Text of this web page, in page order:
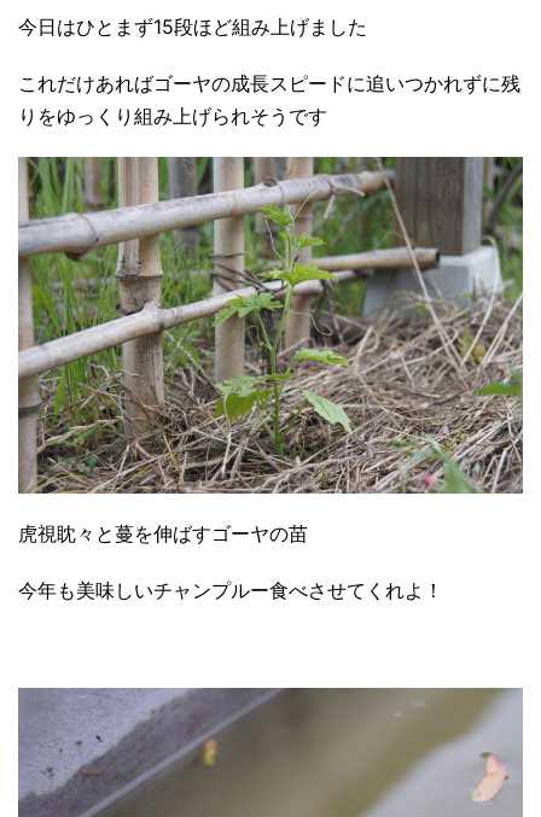
今日はひとまず15段ほど組み上げました
これだけあればゴーヤの成長スピードに追いつかれずに残
りをゆっくり組み上げられそうです
虎視眈々と蔓を伸ばすゴーヤの苗
今年も美味しいチャンプルー食べさせてくれよ！